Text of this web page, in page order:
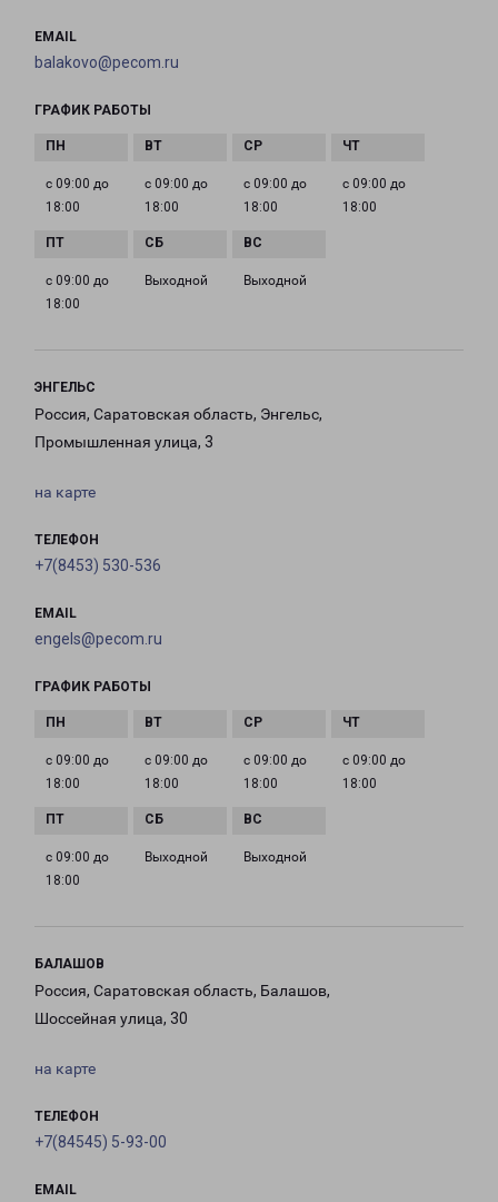
EMAIL
balakovo@pecom.ru
ГРАФИК РАБОТЫ
с 09:00 до
18:00
с 09:00 до
18:00
с 09:00 до
18:00
с 09:00 до
18:00
с 09:00 до
18:00
Выходной Выходной
ЭНГЕЛЬС
Россия, Саратовская область, Энгельс,
Промышленная улица, 3
на карте
ТЕЛЕФОН
+7(8453) 530-536
EMAIL
engels@pecom.ru
ГРАФИК РАБОТЫ
с 09:00 до
18:00
с 09:00 до
18:00
с 09:00 до
18:00
с 09:00 до
18:00
с 09:00 до
18:00
Выходной Выходной
БАЛАШОВ
Россия, Саратовская область, Балашов,
Шоссейная улица, 30
на карте
ТЕЛЕФОН
+7(84545) 5-93-00
EMAIL